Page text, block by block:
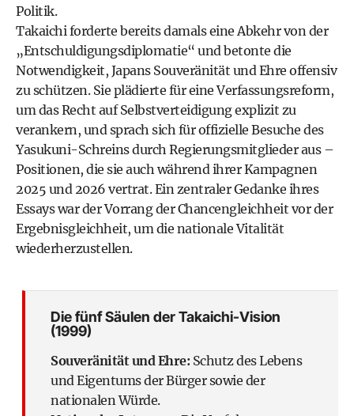
Politik.
Takaichi forderte bereits damals eine Abkehr von der
„Entschuldigungsdiplomatie“ und betonte die
Notwendigkeit, Japans Souveränität und Ehre offensiv
zu schützen. Sie plädierte für eine Verfassungsreform,
um das Recht auf Selbstverteidigung explizit zu
verankern, und sprach sich für offizielle Besuche des
Yasukuni-Schreins durch Regierungsmitglieder aus –
Positionen, die sie auch während ihrer Kampagnen
2025 und 2026 vertrat. Ein zentraler Gedanke ihres
Essays war der Vorrang der Chancengleichheit vor der
Ergebnisgleichheit, um die nationale Vitalität
wiederherzustellen.
Die fünf Säulen der Takaichi-Vision
(1999)
Souveränität und Ehre: Schutz des Lebens
und Eigentums der Bürger sowie der
nationalen Würde.